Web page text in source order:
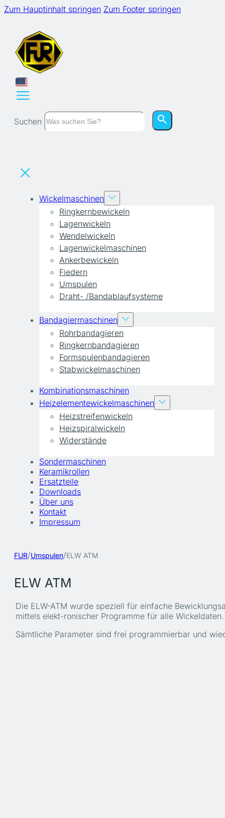
Zum Hauptinhalt springen Zum Footer springen
Suchen
Wickelmaschinen
Ringkernbewickeln
Lagenwickeln
Wendelwickeln
Lagenwickelmaschinen
Ankerbewickeln
Fiedern
Umspulen
Draht- /Bandablaufsysteme
Bandagiermaschinen
Rohrbandagieren
Ringkernbandagieren
Formspulenbandagieren
Stabwickelmaschinen
Kombinationsmaschinen
Heizelementewickelmaschinen
Heizstreifenwickeln
Heizspiralwickeln
Widerstände
Sondermaschinen
Keramikrollen
Ersatzteile
Downloads
Über uns
Kontakt
Impressum
FUR/Umspulen/ELW ATM
ELW ATM
Die ELW-ATM wurde speziell für einfache
mittels elekt-ronischer Programme für alle Wickeldaten.
Sämtliche Parameter sind frei programmierbar und